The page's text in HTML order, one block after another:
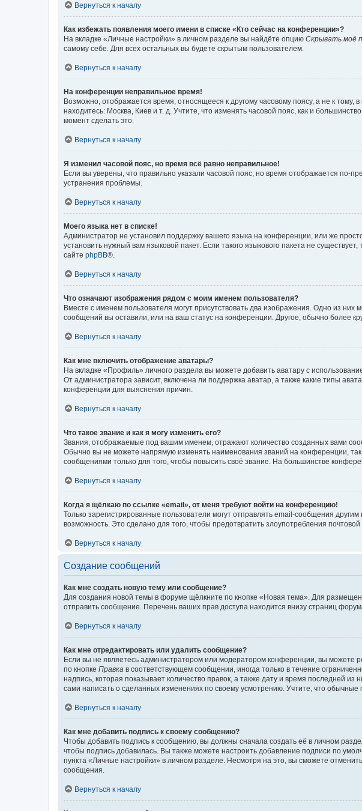
Вернуться к началу
Как избежать появления моего имени в списке «Кто сейчас на конференции»?
На вкладке «Личные настройки» в личном разделе вы найдёте опцию Скрывать моё
самому себе. Для всех остальных вы будете скрытым пользователем.
Вернуться к началу
На конференции неправильное время!
Возможно, отображается время, относящееся к другому часовому поясу, а не к тому,
находитесь: Москва, Киев и т. д. Учтите, что изменять часовой пояс, как и
момент сделать это.
Вернуться к началу
Я изменил часовой пояс, но время всё равно неправильное!
Если вы уверены, что правильно указали часовой пояс, но время отображается по-
устранения проблемы.
Вернуться к началу
Моего языка нет в списке!
Администратор не установил поддержку вашего языка на конференции, или же
установить нужный вам языковой пакет. Если такого языкового пакета не
сайте phpBB®.
Вернуться к началу
Что означают изображения рядом с моим именем пользователя?
Вместе с именем пользователя могут присутствовать два изображения. Одно из них
сообщений вы оставили, или на ваш статус на конференции. Другое, обычно более
Вернуться к началу
Как мне включить отображение аватары?
На вкладке «Профиль» личного раздела вы можете добавить аватару с
От администратора зависит, включена ли поддержка аватар, а также какие типы
конференции для выяснения причин.
Вернуться к началу
Что такое звание и как я могу изменить его?
Звания, отображаемые под вашим именем, отражают количество созданных вами
Обычно вы не можете напрямую изменять наименования званий на конференции,
сообщениями только для того, чтобы повысить своё звание. На большинстве
Вернуться к началу
Когда я щёлкаю по ссылке «email», от меня требуют войти на конференцию!
Только зарегистрированные пользователи могут отправлять email-сообщения
возможность. Это сделано для того, чтобы предотвратить злоупотребления
Вернуться к началу
Создание сообщений
Как мне создать новую тему или сообщение?
Для создания новой темы в форуме щёлкните по кнопке «Новая тема». Для
отправить сообщение. Перечень ваших прав доступа находится внизу страниц
Вернуться к началу
Как мне отредактировать или удалить сообщение?
Если вы не являетесь администратором или модератором конференции, вы можете
по кнопке Правка в соответствующем сообщении, иногда только в течение
надпись, которая показывает количество правок, а также дату и время последней
сами написать о сделанных изменениях по своему усмотрению. Учтите, что обычные
Вернуться к началу
Как мне добавить подпись к своему сообщению?
Чтобы добавить подпись к сообщению, вы должны сначала создать её в личном
чтобы подпись добавилась. Вы также можете настроить добавление подписи по
пункта «Личные настройки» в личном разделе. Несмотря на это, вы сможете
сообщения.
Вернуться к началу